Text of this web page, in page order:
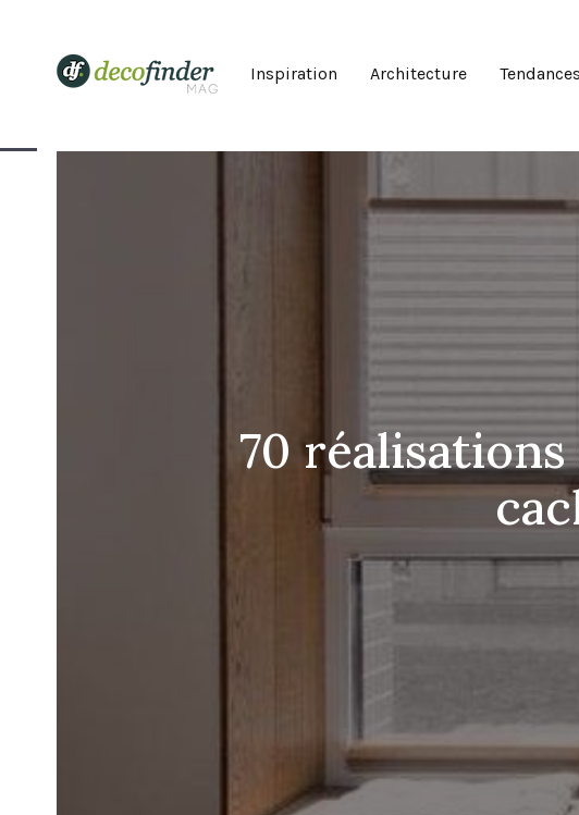
Inspiration Architecture Tendances
70